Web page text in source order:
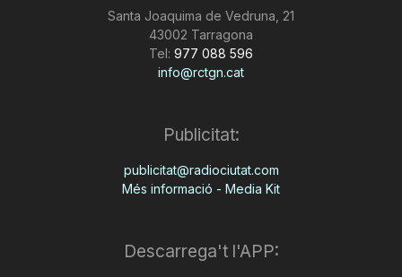
Santa Joaquima de Vedruna, 21
43002 Tarragona
Tel: 977 088 596
info@rctgn.cat
Publicitat:
publicitat@radiociutat.com
Més informació - Media Kit
Descarrega't l'APP: